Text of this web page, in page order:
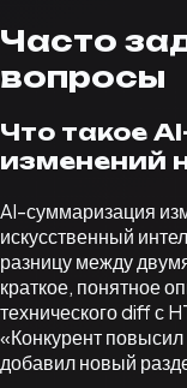
Часто
вопросы
Что такое
изменений
AI-суммаризация
искусственный
разницу между
краткое, понятное
технического diff с
«Конкурент повысил
добавил новый